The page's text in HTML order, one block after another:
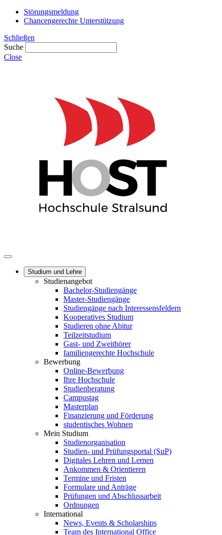
Störungsmeldung
Chancengerechte Unterstützung
Schließen
Suche
Close
Studium und Lehre
Studienangebot
Bachelor-Studiengänge
Master-Studiengänge
Studiengänge nach Interessensfeldern
Kooperatives Studium
Studieren ohne Abitur
Teilzeitstudium
Gast- und Zweithörer
familiengerechte Hochschule
Bewerbung
Online-Bewerbung
Ihre Hochschule
Studienberatung
Campustag
Masterplan
Finanzierung und Förderung
studentisches Wohnen
Mein Studium
Studienorganisation
Studien- und Prüfungsportal (SuP)
Digitales Lehren und Lernen
Ankommen & Orientieren
Termine und Fristen
Formulare und Anträge
Prüfungen und Abschlussarbeit
Ordnungen
International
News, Events & Scholarships
Team des International Office